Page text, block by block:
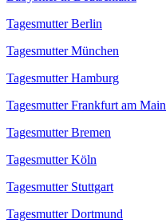
Tagesmutter Berlin
Tagesmutter München
Tagesmutter Hamburg
Tagesmutter Frankfurt am Main
Tagesmutter Bremen
Tagesmutter Köln
Tagesmutter Stuttgart
Tagesmutter Dortmund